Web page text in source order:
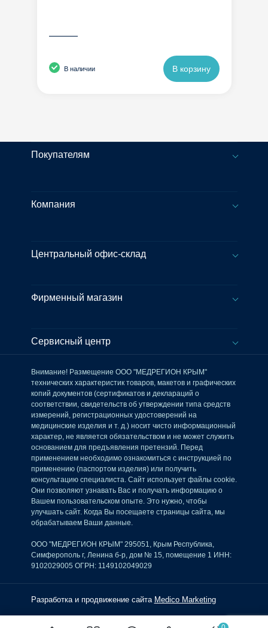
———
В наличии В корзину
Покупателям
Компания
Центральный офис-склад
Фирменный магазин
Сервисный центр
Внимание! Размещение ООО "МЕДРЕГИОН КРЫМ"
технических характеристик товаров, макетов и графических
копий документов (сертификатов и деклараций о
соответствии, свидетельств об утверждении типа средств
измерений, регистрационных удостоверений на
медицинские изделия и т. д.) носит чисто информационный
характер, не является обязательством и не может служить
основанием для предъявления претензий. Перед
применением необходимо ознакомиться с инструкцией по
применению (паспортом изделия) или получить
консультацию специалиста. Сайт использует файлы cookie.
Они позволяют узнавать Вас и получать информацию о
Вашем пользовательском опыте. Это нужно, чтобы
улучшать сайт. Когда Вы посещаете страницы сайта, мы
обрабатываем Ваши данные.
ООО "МЕДРЕГИОН КРЫМ" 295051, Крым Республика,
Симферополь г, Ленина б-р, дом № 15, помещение 1 ИНН:
9102029005 ОГРН: 1149102049029
Разработка и продвижение сайта Medico Marketing